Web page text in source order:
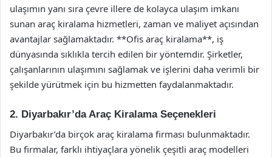
ulaşımın yanı sıra çevre illere de kolayca ulaşım imkanı
sunan araç kiralama hizmetleri, zaman ve maliyet açısından
avantajlar sağlamaktadır. **Ofis araç kiralama**, iş
dünyasında sıklıkla tercih edilen bir yöntemdir. Şirketler,
çalışanlarının ulaşımını sağlamak ve işlerini daha verimli bir
şekilde yürütmek için bu hizmetten faydalanmaktadır.
2. Diyarbakır’da Araç Kiralama Seçenekleri
Diyarbakır’da birçok araç kiralama firması bulunmaktadır.
Bu firmalar, farklı ihtiyaçlara yönelik çeşitli araç modelleri